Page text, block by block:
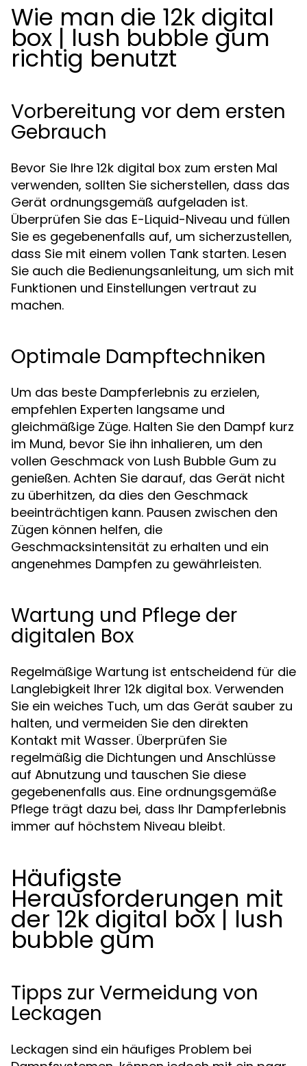
Wie man die 12k digital
box | lush bubble gum
richtig benutzt
Vorbereitung vor dem ersten
Gebrauch
Bevor Sie Ihre 12k digital box zum ersten Mal
verwenden, sollten Sie sicherstellen, dass das
Gerät ordnungsgemäß aufgeladen ist.
Überprüfen Sie das E-Liquid-Niveau und füllen
Sie es gegebenenfalls auf, um sicherzustellen,
dass Sie mit einem vollen Tank starten. Lesen
Sie auch die Bedienungsanleitung, um sich mit
Funktionen und Einstellungen vertraut zu
machen.
Optimale Dampftechniken
Um das beste Dampferlebnis zu erzielen,
empfehlen Experten langsame und
gleichmäßige Züge. Halten Sie den Dampf kurz
im Mund, bevor Sie ihn inhalieren, um den
vollen Geschmack von Lush Bubble Gum zu
genießen. Achten Sie darauf, das Gerät nicht
zu überhitzen, da dies den Geschmack
beeinträchtigen kann. Pausen zwischen den
Zügen können helfen, die
Geschmacksintensität zu erhalten und ein
angenehmes Dampfen zu gewährleisten.
Wartung und Pflege der
digitalen Box
Regelmäßige Wartung ist entscheidend für die
Langlebigkeit Ihrer 12k digital box. Verwenden
Sie ein weiches Tuch, um das Gerät sauber zu
halten, und vermeiden Sie den direkten
Kontakt mit Wasser. Überprüfen Sie
regelmäßig die Dichtungen und Anschlüsse
auf Abnutzung und tauschen Sie diese
gegebenenfalls aus. Eine ordnungsgemäße
Pflege trägt dazu bei, dass Ihr Dampferlebnis
immer auf höchstem Niveau bleibt.
Häufigste
Herausforderungen mit
der 12k digital box | lush
bubble gum
Tipps zur Vermeidung von
Leckagen
Leckagen sind ein häufiges Problem bei